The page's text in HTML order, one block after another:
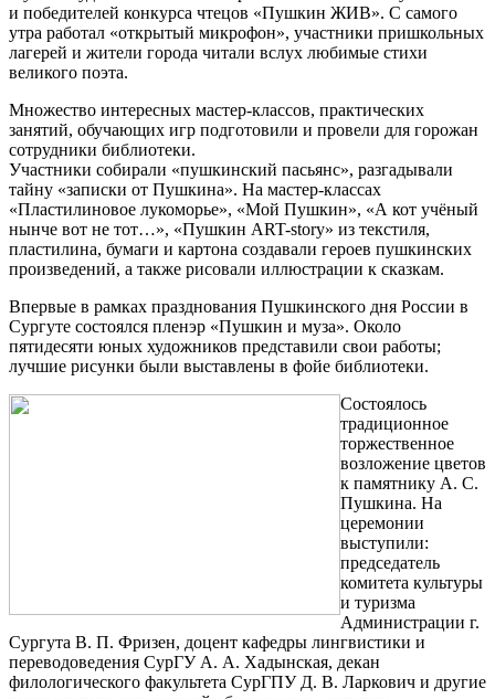
и победителей конкурса чтецов «Пушкин ЖИВ». С самого
утра работал «открытый микрофон», участники пришкольных
лагерей и жители города читали вслух любимые стихи
великого поэта.
Множество интересных мастер-классов, практических
занятий, обучающих игр подготовили и провели для горожан
сотрудники библиотеки.
Участники собирали «пушкинский пасьянс», разгадывали
тайну «записки от Пушкина». На мастер-классах
«Пластилиновое лукоморье», «Мой Пушкин», «А кот учёный
нынче вот не тот…», «Пушкин ART-story» из текстиля,
пластилина, бумаги и картона создавали героев пушкинских
произведений, а также рисовали иллюстрации к сказкам.
Впервые в рамках празднования Пушкинского дня России в
Сургуте состоялся пленэр «Пушкин и муза». Около
пятидесяти юных художников представили свои работы;
лучшие рисунки были выставлены в фойе библиотеки.
Состоялось
традиционное
торжественное
возложение цветов
к памятнику А. С.
Пушкина. На
церемонии
выступили:
председатель
комитета культуры
и туризма
Администрации г.
Сургута В. П. Фризен, доцент кафедры лингвистики и
переводоведения СурГУ А. А. Хадынская, декан
филологического факультета СурГПУ Д. В. Ларкович и другие